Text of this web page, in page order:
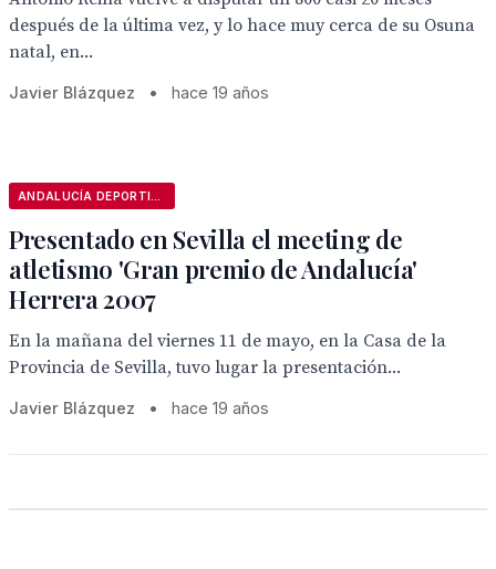
después de la última vez, y lo hace muy cerca de su Osuna
natal, en...
Javier Blázquez • hace 19 años
Presentado en Sevilla el meeting de
atletismo 'Gran premio de Andalucía'
Herrera 2007
En la mañana del viernes 11 de mayo, en la Casa de la
Provincia de Sevilla, tuvo lugar la presentación...
Javier Blázquez • hace 19 años